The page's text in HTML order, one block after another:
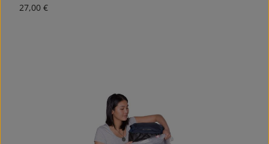
Regulärer Preis:
27,00 €